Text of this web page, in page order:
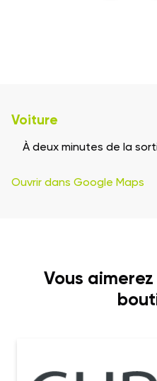
Voiture
À deux minutes de la
Ouvrir dans Google Maps
Vous